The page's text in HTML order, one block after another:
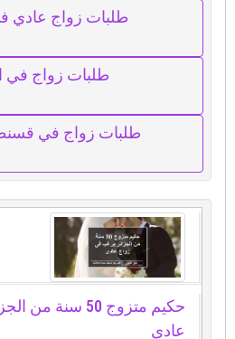
طلبات زواج عادي
طلبات زواج في
طلبات زواج في
حكيم متزوج 50
عادى